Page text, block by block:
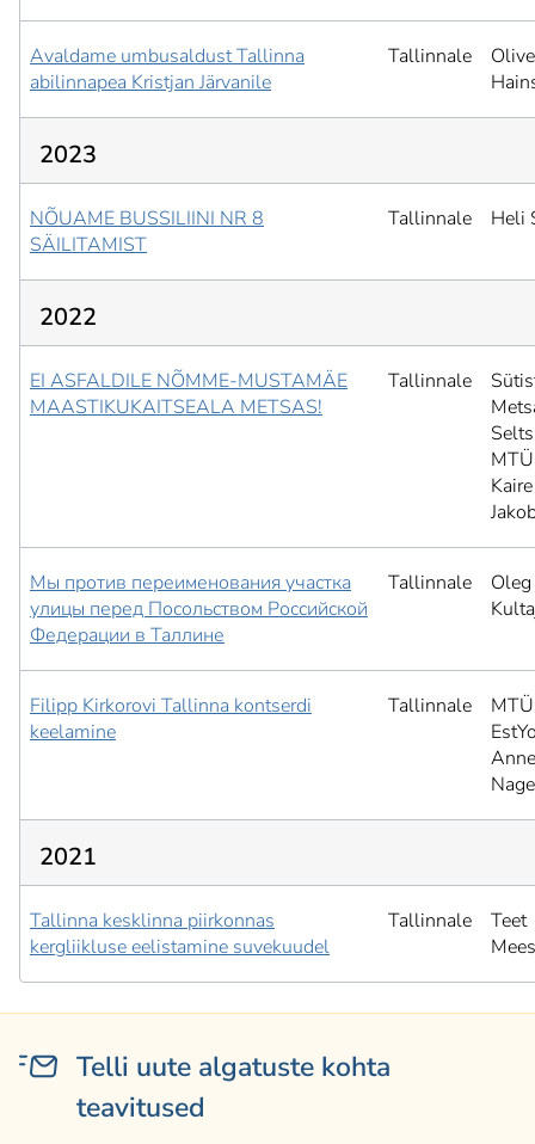
Avaldame umbusaldust Tallinna
abilinnapea Kristjan Järvanile
Tallinnale
2023
NÕUAME BUSSILIINI NR 8
SÄILITAMIST
Tallinnale Heli
2022
EI ASFALDILE NÕMME-MUSTAMÄE
MAASTIKUKAITSEALA METSAS!
Tallinnale
Selts
Kaire
Мы против переименования участка
улицы перед Посольством Российской
Федерации в Таллине
Tallinnale
Oleg
Filipp Kirkorovi Tallinna kontserdi
keelamine
Tallinnale
MTÜ
2021
Tallinna kesklinna piirkonnas
kergliikluse eelistamine suvekuudel
Tallinnale
Teet
Telli uute algatuste kohta
teavitused